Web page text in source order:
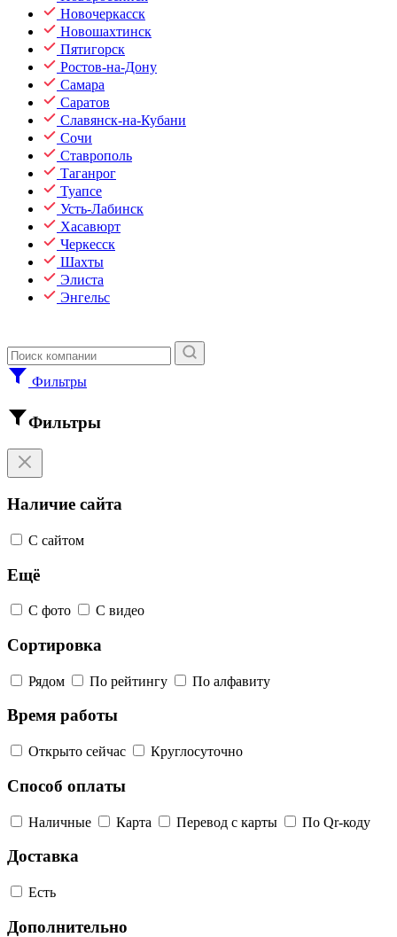
Новочеркасск
Новошахтинск
Пятигорск
Ростов-на-Дону
Самара
Саратов
Славянск-на-Кубани
Сочи
Ставрополь
Таганрог
Туапсе
Усть-Лабинск
Хасавюрт
Черкесск
Шахты
Элиста
Энгельс
Фильтры
Фильтры
Наличие сайта
С сайтом
Ещё
С фото С видео
Сортировка
Рядом По рейтингу По алфавиту
Время работы
Открыто сейчас Круглосуточно
Способ оплаты
Наличные Карта Перевод с карты По Qr-коду
Доставка
Есть
Дополнительно